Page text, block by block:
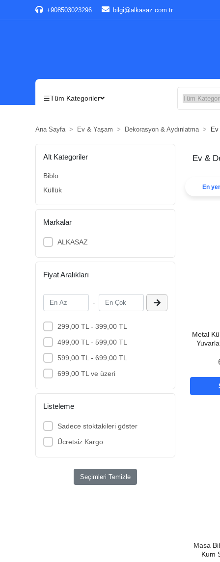
+908503023296 bilgi@alkasaz.com.tr
Tüm Kategoriler
Ana Sayfa Ev & Yaşam Dekorasyon & Aydınlatma
Alt Kategoriler
Biblo
Küllük
Markalar
ALKASAZ
Fiyat Aralıkları
-
299,00 TL - 399,00 TL
499,00 TL - 599,00 TL
599,00 TL - 699,00 TL
699,00 TL ve üzeri
Listeleme
Sadece stoktakileri göster
Ücretsiz Kargo
Seçimleri Temizle
Ev &
En
Metal
Masa
Kum